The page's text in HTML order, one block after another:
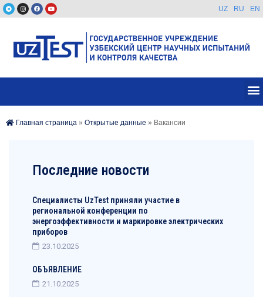
UZ RU EN
Главная страница » Открытые данные » Вакансии
Последние новости
Специалисты UzTest приняли участие в
региональной конференции по
энергоэффективности и маркировке электрических
приборов
23.10.2025
ОБЪЯВЛЕНИЕ
21.10.2025